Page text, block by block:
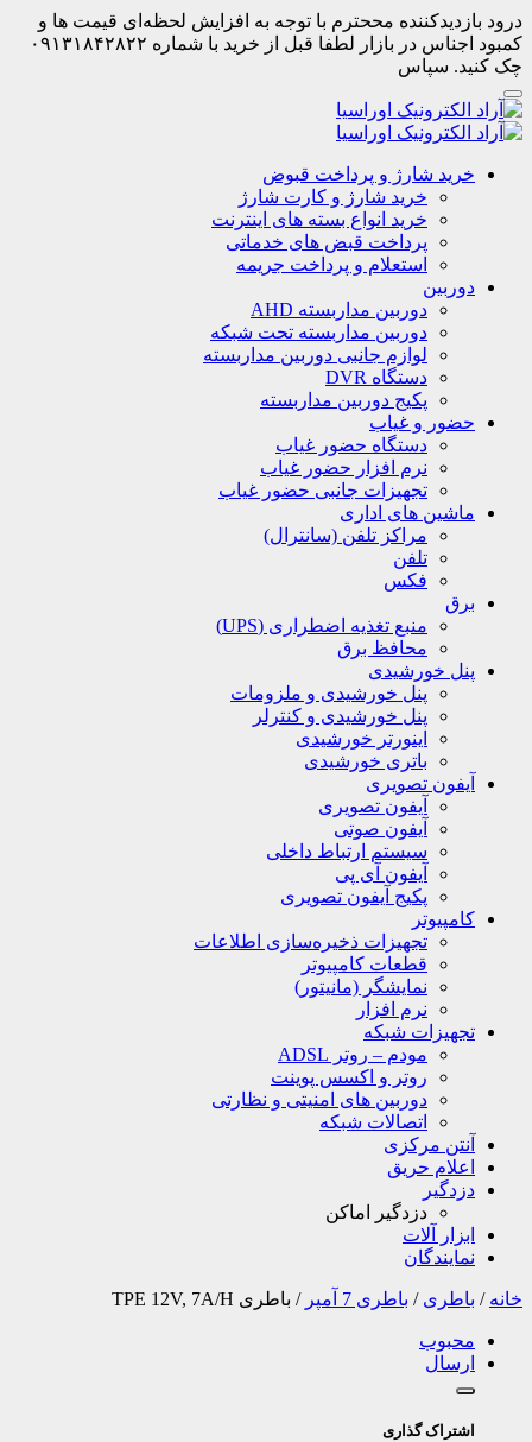
درود بازدیدکننده مححترم با توجه به افزایش لحظه‌ای قیمت ها و
کمبود اجناس در بازار لطفا قبل از خرید با شماره ۰۹۱۳۱۸۴۲۸۲۲
چک کنید. سپاس
خرید شارژ و پرداخت قبوض
خرید شارژ و کارت شارژ
خرید انواع بسته های اینترنت
پرداخت قبض های خدماتی
استعلام و پرداخت جریمه
دوربین
دوربین مداربسته AHD
دوربین مداربسته تحت شبکه
لوازم جانبی دوربین مداربسته
دستگاه DVR
پکیج دوربین مداربسته
حضور و غیاب
دستگاه حضور غیاب
نرم افزار حضور غیاب
تجهیزات جانبی حضور غیاب
ماشین های اداری
مراکز تلفن (سانترال)
تلفن
فکس
برق
منبع تغذیه اضطراری (UPS)
محافظ برق
پنل خورشیدی
پنل خورشیدی و ملزومات
پنل خورشیدی و کنترلر
اینورتر خورشیدی
باتری خورشیدی
آیفون تصویری
آیفون تصویری
آیفون صوتی
سیستم ارتباط داخلی
آیفون آی پی
پکیج آیفون تصویری
کامپیوتر
تجهیزات ذخیره‌سازی اطلاعات
قطعات کامپیوتر
نمایشگر (مانیتور)
نرم افزار
تجهیزات شبکه
مودم – روتر ADSL
روتر و اکسس پوینت
دوربین های امنیتی و نظارتی
اتصالات شبکه
آنتن مرکزی
اعلام حریق
دزدگیر
دزدگیر اماکن
ابزار آلات
نمایندگان
خانه / باطری / باطری 7 آمپر / باطری TPE 12V, 7A/H
محبوب
ارسال
اشتراک گذاری